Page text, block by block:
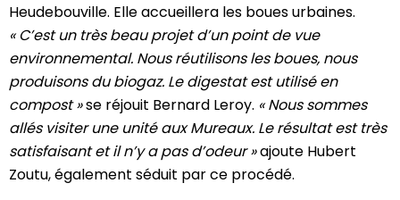
Heudebouville. Elle accueillera les boues urbaines.
« C’est un très beau projet d’un point de vue
environnemental. Nous réutilisons les boues, nous
produisons du biogaz. Le digestat est utilisé en
compost »se réjouit Bernard Leroy. « Nous sommes
allés visiter une unité aux Mureaux. Le résultat est très
satisfaisant et il n’y a pas d’odeur »ajoute Hubert
Zoutu, également séduit par ce procédé.